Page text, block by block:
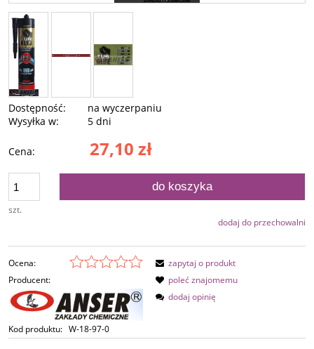
Dostępność:
na wyczerpaniu
Wysyłka w:
5 dni
Cena: 27,10 zł
szt.
do koszyka
dodaj do przechowalni
Ocena:
Producent:
Kod produktu: W-18-97-0
zapytaj o produkt
poleć znajomemu
dodaj opinię